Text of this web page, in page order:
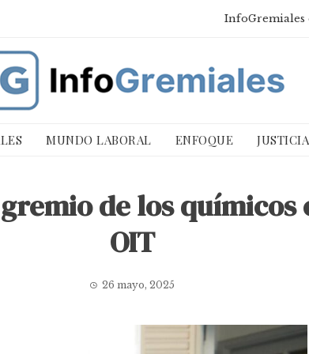
InfoGremiales
MUNDO LABORAL ENFOQUE
de los químicos
OIT
26 mayo, 2025